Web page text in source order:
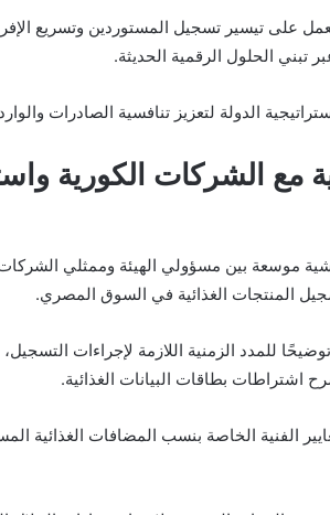
على تيسير تسجيل المستوردين وتسريع
تبني الحلول الرقمية الحديثة.
الدولة لتعزيز تنافسية الصادرات
مع الشركات الكورية
موسعة بين مسؤولي الهيئة وممثلي
المنتجات الغذائية في السوق المصري.
للمدد الزمنية اللازمة لإجراءات
اشتراطات بطاقات البيانات الغذائية.
الفنية الخاصة بنسب المضافات الغذائية